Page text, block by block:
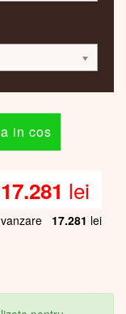
17.281 lei
17.281 lei